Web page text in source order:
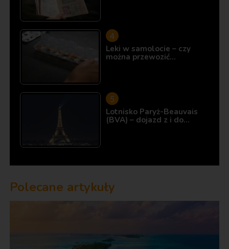
Leki w samolocie – czy
można przewozić…
Lotnisko Paryż-Beauvais
(BVA) – dojazd z i do…
Polecane artykuły